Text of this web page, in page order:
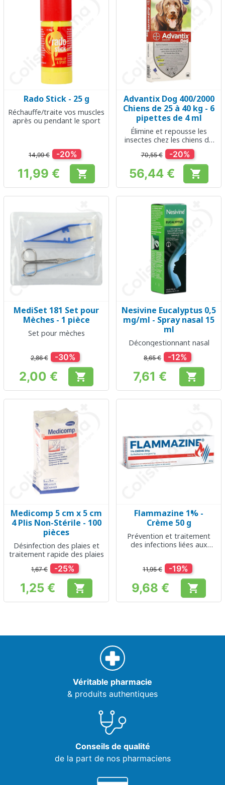
Rado Stick - 25 g
Réchauffe/traite vos muscles
après ou pendant le sport
14,99 € -20%
Prix
11,99 € 
Advantix Dog 400/2000
Chiens de 25 à 40 kg - 6
pipettes de 4 ml
Élimine et repousse les
insectes chez les chiens de
25 à 40kg
70,55 € -20%
Prix
56,44 € 
MediSet 181 Set pour
Mèches - 1 pièce
Set pour mèches
2,86 € -30%
Prix
2,00 € 
Nesivine Eucalyptus 0,5
mg/ml - Spray nasal 15
ml
Décongestionnant nasal
8,65 € -12%
Prix
7,61 € 
Medicomp 5 cm x 5 cm
4 Plis Non-Stérile - 100
pièces
Désinfection des plaies et
traitement rapide des plaies
1,67 € -25%
Prix
1,25 € 
Flammazine 1% -
Crème 50 g
Prévention et traitement
des infections liées aux
11,95 € -19%
Prix
9,68 € 
Véritable pharmacie
& produits authentiques
Conseils de qualité
de la part de nos pharmaciens